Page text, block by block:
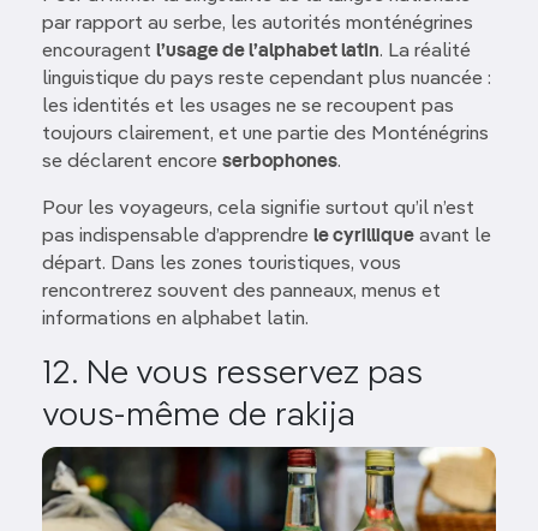
par rapport au serbe, les autorités monténégrines
encouragent l’usage de l’alphabet latin. La réalité
linguistique du pays reste cependant plus nuancée :
les identités et les usages ne se recoupent pas
toujours clairement, et une partie des Monténégrins
se déclarent encore serbophones.
Pour les voyageurs, cela signifie surtout qu’il n’est
pas indispensable d’apprendre le cyrillique avant le
départ. Dans les zones touristiques, vous
rencontrerez souvent des panneaux, menus et
informations en alphabet latin.
12. Ne vous resservez pas
vous-même de rakija
Image